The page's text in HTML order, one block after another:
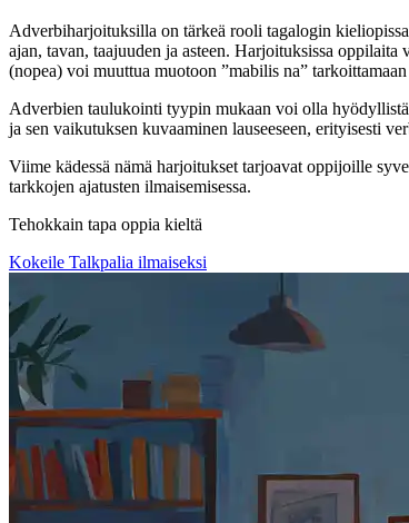
Adverbiharjoituksilla on tärkeä rooli tagalogin
ajan, tavan, taajuuden ja asteen. Harjoituksissa
(nopea) voi muuttua muotoon ”mabilis na” tarkoittamaan
Adverbien taulukointi tyypin mukaan voi olla
ja sen vaikutuksen kuvaaminen lauseeseen, erityisesti
Viime kädessä nämä harjoitukset tarjoavat oppijoille
tarkkojen ajatusten ilmaisemisessa.
Tehokkain tapa oppia kieltä
Kokeile Talkpalia ilmaiseksi